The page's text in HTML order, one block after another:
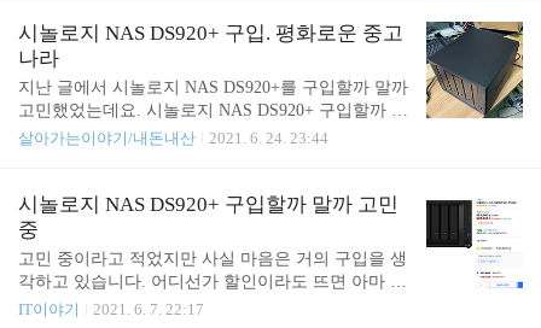
제가 WIFI 에그를 사용하는데 월 용량 제한이 있다
보니 사진 및 동영상..
한 공유기인데 junho85.pe.kr 작년부터 큰 맘먹고 지
른 Linksys 벨롭 공유기를 사용하고 있습니다. 최근
시놀로지 NAS DS920+를 구입해서 설치를 했습니다.
그런데 NAS의 네트워크를 공유기를 통해서 연결하
다 보니 NAS에서 띄우는 서비스들을 외부에서 접근
하려면 공유기에서 포트 포워딩 설정을 해 주어야 합
록 하겠습니다. 특별한 설정을 하지 않..
시놀로지 NAS DS920+ 구입. 평화로운 중고
나라
지난 글에서 시놀로지 NAS DS920+를 구입할까 말까
고민했었는데요. 시놀로지 NAS DS920+ 구입할까 말
까 고민 중 고민 중이라고 적었지만 사실 마음은 거
매 링크: https://coupa.ng/b09DFX (이 링크를 통해 구
입 junho85.pe.kr 결국 구입하고 말았습니다. 언젠가
할인하면 사야지 했는데 오히려 있던 할인도 없어져
버려서 구매를 미루고 있었는데요. 중고나라에 누군
가 새 물건을 싸게 팔고 있어서 바로 가서 구입했습
니다. 본체만 57만 원에 구입했는데요. 새 거가 69만
살아가는이야기/내돈내산 2021. 6. 24. 23:44
시놀로지 NAS DS920+ 구입할까 말까 고민
중
고민 중이라고 적었지만 사실 마음은 거의 구입을 생
각하고 있습니다. 어디선가 할인이라도 뜨면 아마 바
로 구입하지 않을까 싶습니다. 쿠팡 구매 링크: http
IT이야기 2021. 6. 7. 22:17